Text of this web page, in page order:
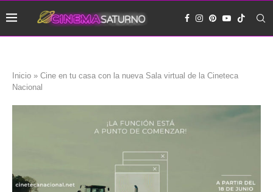
Inicio » Cine en tu casa con la nueva Sala virtual de la Cineteca
Nacional